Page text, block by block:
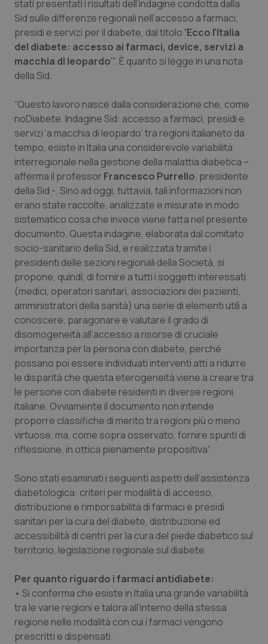
Lazio
Liguria
Lombardia
Marche
Molise
Piemonte
Provincia Autonoma di Bolzano
Provincia Autonoma di Trento
Puglia
Sardegna
Sicilia
Toscana
Umbria
Valle D’Aosta
Veneto
Diabete & glucometri
Disturbi dell’umore
Dolore
Donna & Salute
Epatiti
HIV
Infezioni & Febbre
Ipertensione & Scompenso
Malattie rare
Malattia di Crohn & Rettocolite Ulcerosa
Neuroscienze & patologie neurodegenerative
Obesità
Oftalmologia
Oncodermatologia
Oncoematologia
Oncologia & Nutrizione
Psoriasi & pelle
Quotidiano Cardiologia
Quotidiano Chirurgia
Quotidiano Oncologia
Quotidiano Pediatria
stati presentati i risultati dell’indagine condotta dalla
Sid sulle differenze regionali nell’accesso a farmaci,
presidi e servizi per il diabete, dal titolo 'Ecco l'Italia
del diabete: accesso ai farmaci, device, servizi a
macchia di leopardo'". È quanto si legge in una nota
della Sid.
“Questo lavoro nasce dalla considerazione che, come
noDiabete. Indagine Sid: accesso a farmaci, presidi e
servizi ‘a macchia di leopardo’ tra regioni italianeto da
tempo, esiste in Italia una considerevole variabilità
interregionale nella gestione della malattia diabetica –
afferma il professor Francesco Purrello, presidente
della Sid -. Sino ad oggi, tuttavia, tali informazioni non
erano state raccolte, analizzate e misurate in modo
sistematico cosa che invece viene fatta nel presente
documento. Questa indagine, elaborata dal comitato
socio-sanitario della Sid, e realizzata tramite i
presidenti delle sezioni regionali della Società, si
propone, quindi, di fornire a tutti i soggetti interessati
(medici, operatori sanitari, associazioni dei pazienti,
amministratori della sanità) una serie di elementi utili a
conoscere, paragonare e valutare il grado di
disomogeneità all’accesso a risorse di cruciale
importanza per la persona con diabete, perché
possano poi essere individuati interventi atti a ridurre
le disparità che questa eterogeneità viene a creare tra
le persone con diabete residenti in diverse regioni
italiane. Ovviamente il documento non intende
proporre classifiche di merito tra regioni più o meno
virtuose, ma, come sopra osservato, fornire spunti di
riflessione, in ottica pienamente propositiva”.
Sono stati esaminati i seguenti aspetti dell’assistenza
diabetologica: criteri per modalità di accesso,
distribuzione e rimborsabilità di farmaci e presidi
sanitari per la cura del diabete, distribuzione ed
accessibilità di centri per la cura del piede diabetico sul
territorio, legislazione regionale sul diabete.
Per quanto riguardo i farmaci antidiabete:
• Si conferma che esiste in Italia una grande variabilità
tra le varie regioni e talora all’interno della stessa
regione nelle modalità con cui i farmaci vengono
prescritti e dispensati.